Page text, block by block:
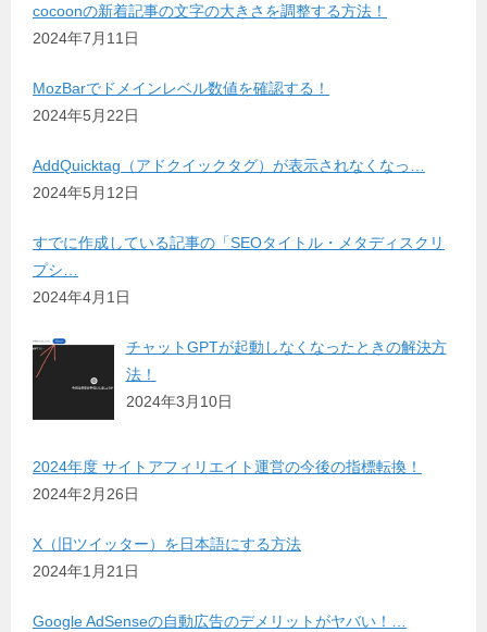
cocoonの新着記事の文字の大きさを調整する方法！
2024年7月11日
MozBarでドメインレベル数値を確認する！
2024年5月22日
AddQuicktag（アドクイックタグ）が表示されなくなっ…
2024年5月12日
すでに作成している記事の「SEOタイトル・メタディスクリ
プシ…
2024年4月1日
チャットGPTが起動しなくなったときの解決方
法！
2024年3月10日
2024年度 サイトアフィリエイト運営の今後の指標転換！
2024年2月26日
X（旧ツイッター）を日本語にする方法
2024年1月21日
Google AdSenseの自動広告のデメリットがヤバい！…